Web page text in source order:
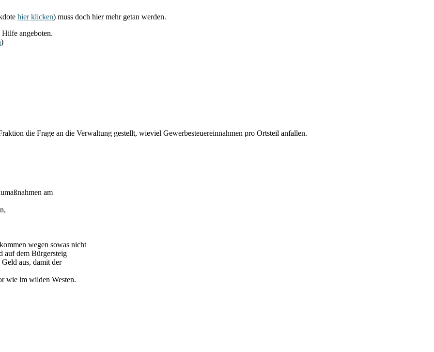
hier klicken) muss doch hier mehr getan werden.
Hilfe angeboten.
)
die Frage an die Verwaltung gestellt, wieviel Gewerbesteuereinnahmen pro Ortsteil anfallen.
am
wegen sowas nicht
auf dem Bürgersteig
aus, damit der
wie im wilden Westen.